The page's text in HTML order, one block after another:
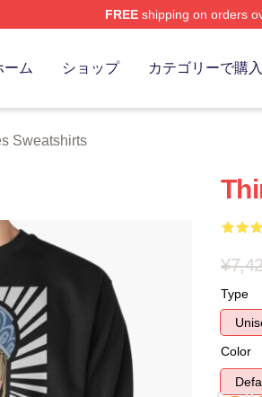
FREEshipping on orders
ーム ショップ カテゴリーで購入
Sweatshirts
Type
Color